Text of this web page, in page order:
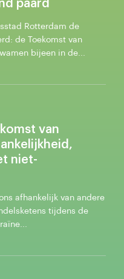
paard
Rotterdam de
de Toekomst van
bijeen in de...
van
niet-
afhankelijk van andere
tijdens de